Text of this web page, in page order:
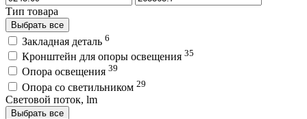
Тип товара
Выбрать все
Закладная деталь 6
Кронштейн для опоры освещения 35
Опора освещения 39
Опора со светильником 29
Световой поток, lm
Выбрать все